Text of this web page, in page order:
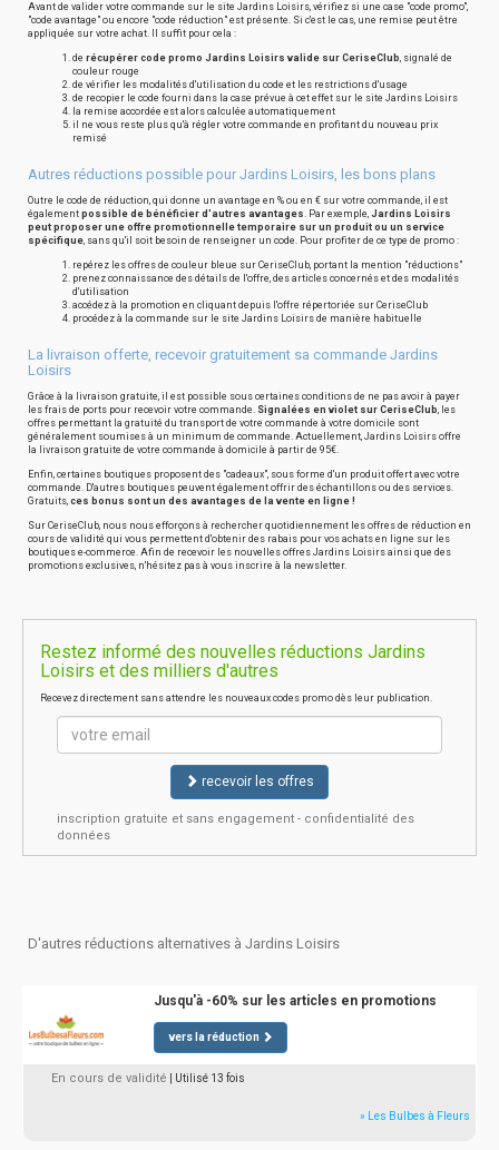
Avant de valider votre commande sur le site Jardins Loisirs, vérifiez si une case "code promo",
"code avantage" ou encore "code réduction" est présente. Si c'est le cas, une remise peut être
appliquée sur votre achat. Il suffit pour cela :
de récupérer code promo Jardins Loisirs valide sur CeriseClub, signalé de
couleur rouge
de vérifier les modalités d'utilisation du code et les restrictions d'usage
de recopier le code fourni dans la case prévue à cet effet sur le site Jardins Loisirs
la remise accordée est alors calculée automatiquement
il ne vous reste plus qu'à régler votre commande en profitant du nouveau prix
remisé
Autres réductions possible pour Jardins Loisirs, les bons plans
Outre le code de réduction, qui donne un avantage en % ou en € sur votre commande, il est
également possible de bénéficier d'autres avantages. Par exemple, Jardins Loisirs
peut proposer une offre promotionnelle temporaire sur un produit ou un service
spécifique, sans qu'il soit besoin de renseigner un code. Pour profiter de ce type de promo :
repérez les offres de couleur bleue sur CeriseClub, portant la mention "réductions"
prenez connaissance des détails de l'offre, des articles concernés et des modalités
d'utilisation
accédez à la promotion en cliquant depuis l'offre répertoriée sur CeriseClub
procédez à la commande sur le site Jardins Loisirs de manière habituelle
La livraison offerte, recevoir gratuitement sa commande Jardins
Loisirs
Grâce à la livraison gratuite, il est possible sous certaines conditions de ne pas avoir à payer
les frais de ports pour recevoir votre commande. Signalées en violet sur CeriseClub, les
offres permettant la gratuité du transport de votre commande à votre domicile sont
généralement soumises à un minimum de commande. Actuellement, Jardins Loisirs offre
la livraison gratuite de votre commande à domicile à partir de 95€.
Enfin, certaines boutiques proposent des "cadeaux", sous forme d'un produit offert avec votre
commande. D'autres boutiques peuvent également offrir des échantillons ou des services.
Gratuits, ces bonus sont un des avantages de la vente en ligne !
Sur CeriseClub, nous nous efforçons à rechercher quotidiennement les offres de réduction en
cours de validité qui vous permettent d'obtenir des rabais pour vos achats en ligne sur les
boutiques e-commerce. Afin de recevoir les nouvelles offres Jardins Loisirs ainsi que des
promotions exclusives, n'hésitez pas à vous inscrire à la newsletter.
Restez informé des nouvelles réductions Jardins
Loisirs et des milliers d'autres
Recevez directement sans attendre les nouveaux codes promo dès leur publication.
recevoir les offres
inscription gratuite et sans engagement - confidentialité des
données
D'autres réductions alternatives à Jardins Loisirs
Jusqu'à -60% sur les articles en promotions
vers la réduction
En cours de validité | Utilisé 13 fois
» Les Bulbes à Fleurs